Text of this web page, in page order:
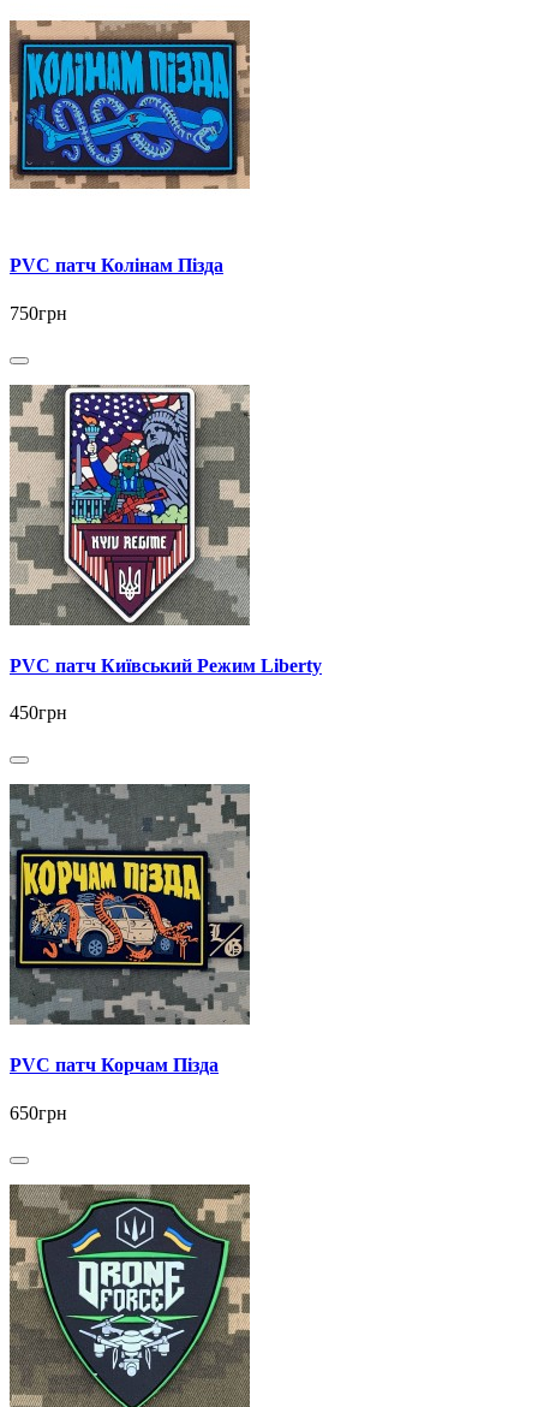
PVC патч Колінам Пізда
750грн
PVC патч Київський Режим Liberty
450грн
PVC патч Корчам Пізда
650грн